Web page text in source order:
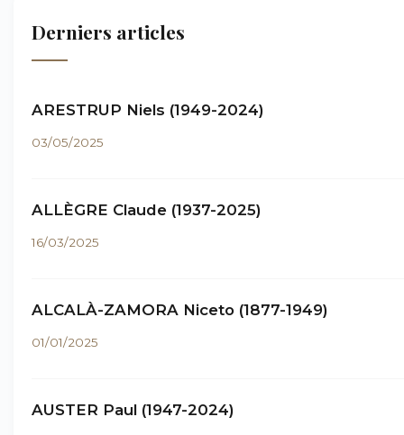
Derniers articles
ARESTRUP Niels (1949-2024)
03/05/2025
ALLÈGRE Claude (1937-2025)
16/03/2025
ALCALÀ-ZAMORA Niceto (1877-1949)
01/01/2025
AUSTER Paul (1947-2024)